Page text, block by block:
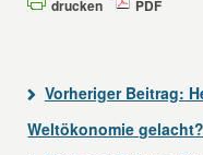
drucken PDF
Vorheriger Beitrag:
Weltökonomie gelacht?